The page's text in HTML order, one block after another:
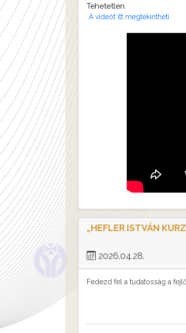
Tehetetlen.
A videót itt megtekintheti
„HEFLER ISTVÁN
2026.04.28.
Fedezd fel a tudatosság a